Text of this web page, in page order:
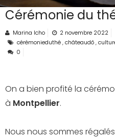
Cérémonie du
Marina Icho 2 novembre 2022
cérémonieduthé,châteaudô,
0
On a bien profité la
à Montpellier.
Nous nous sommes